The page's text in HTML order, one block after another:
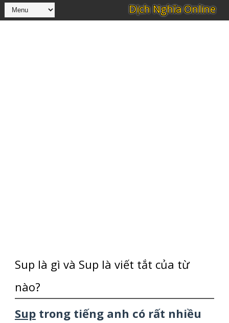
Sup là gì và Sup là viết tắt của từ
nào?
Suptrong tiếng anh có rất nhiều